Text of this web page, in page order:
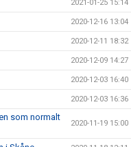
2021-01-25 15:14
2020-12-16 13:04
2020-12-11 18:32
2020-12-09 14:27
2020-12-03 16:40
2020-12-03 16:36
som normalt
2020-11-19 15:00